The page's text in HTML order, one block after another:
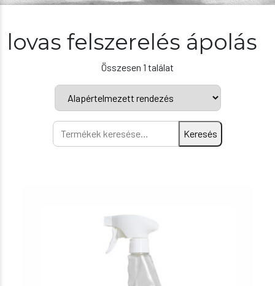
lovas felszerelés ápolás
Összesen 1 találat
Keresés
a
Keresés